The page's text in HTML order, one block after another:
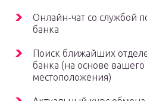
Онлайн-чат со службой
банка
Поиск ближайших
банка (на основе вашего
местоположения)